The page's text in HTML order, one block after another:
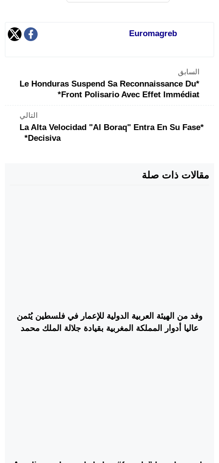
Euromagreb
السابق
*Le Honduras Suspend Sa Reconnaissance Du
Front Polisario Avec Effet Immédiat*
التالي
*La Alta Velocidad "Al Boraq" Entra En Su Fase
Decisiva*
مقالات ذات صلة
وفد من الهيئة العربية الدولية للإعمار في فلسطين يُثمن
عاليا أدوار المملكة المغربية بقيادة جلالة الملك محمد